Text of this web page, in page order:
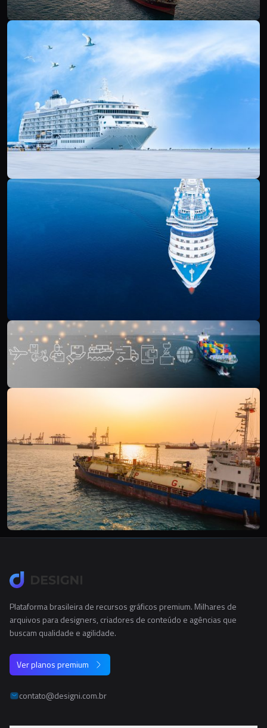
Plataforma brasileira de recursos gráficos premium. Milhares de
arquivos para designers, criadores de conteúdo e agências que
buscam qualidade e agilidade.
Ver planos premium
contato@designi.com.br